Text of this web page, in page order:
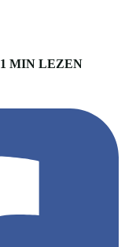
1 MIN LEZEN